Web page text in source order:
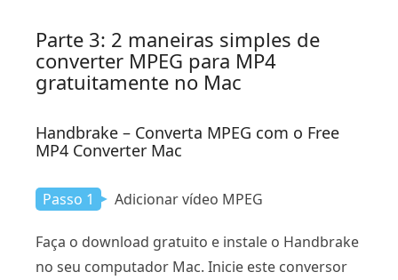
Parte 3: 2 maneiras simples de
converter MPEG para MP4
gratuitamente no Mac
Handbrake – Converta MPEG com o Free
MP4 Converter Mac
Passo 1 Adicionar vídeo MPEG
Faça o download gratuito e instale o Handbrake
no seu computador Mac. Inicie este conversor